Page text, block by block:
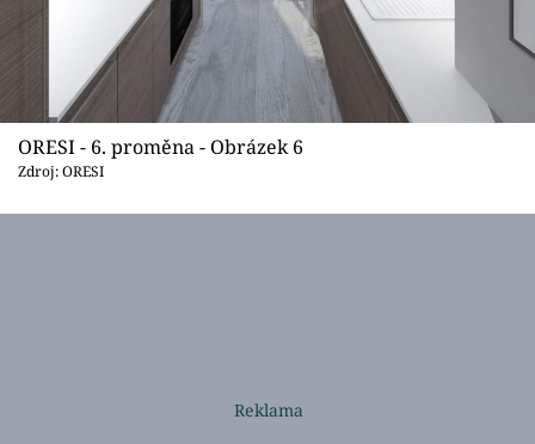
ORESI - 6. proměna - Obrázek 6
Zdroj: ORESI